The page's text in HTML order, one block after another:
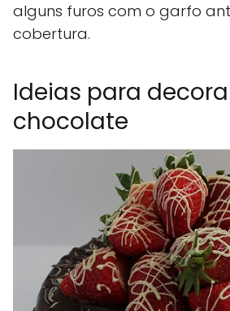
alguns furos com o garfo
cobertura.
Ideias para
chocolate